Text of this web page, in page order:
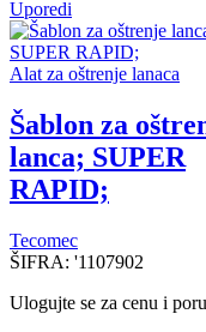
Uporedi
Alat za oštrenje lanaca
Šablon za
lanca; SUPER
RAPID;
Tecomec
ŠIFRA: '1107902
Ulogujte se za cenu i